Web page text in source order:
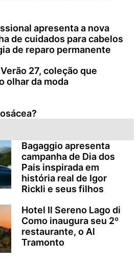
apresenta a nova
de cuidados para cabelos
de reparo permanente
27, coleção que
olhar da moda
Bagaggio apresenta
campanha de Dia dos
Pais inspirada em
história real de Igor
Rickli e seus filhos
Hotel Il Sereno Lago di
Como inaugura seu 2º
restaurante, o Al
Tramonto